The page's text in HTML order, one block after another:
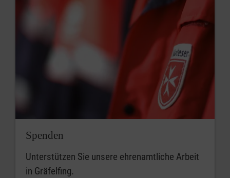
Spenden
Unterstützen Sie unsere ehrenamtliche Arbeit
in Gräfelfing.